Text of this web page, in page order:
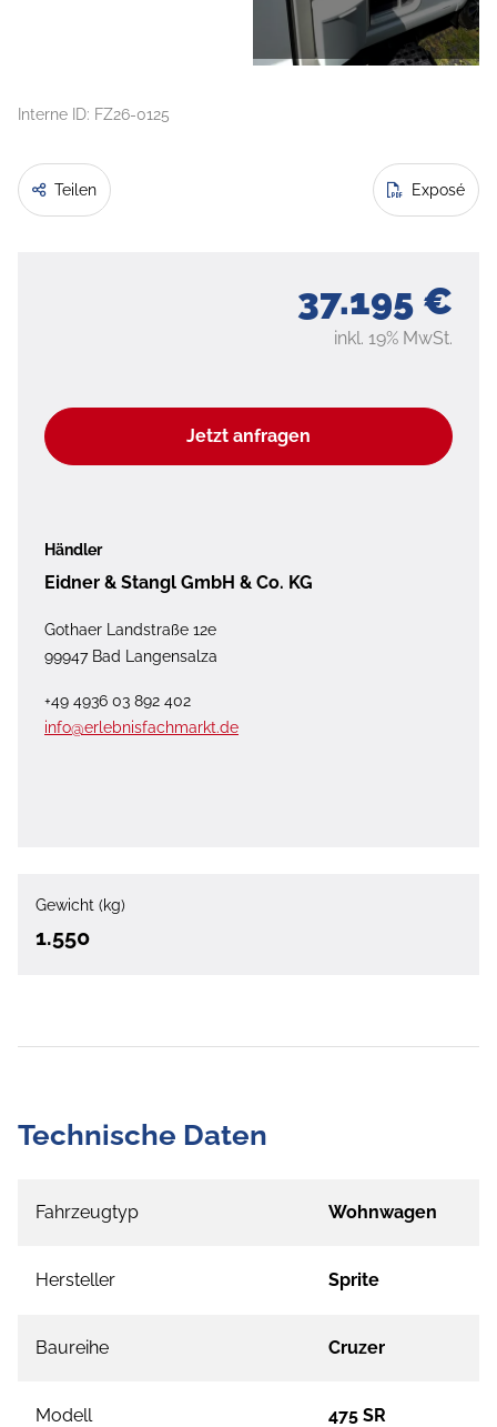
Interne ID: FZ26-0125
Teilen Exposé
37.195 €
inkl. 19% MwSt.
Jetzt anfragen
Händler
Eidner & Stangl GmbH & Co. KG
Gothaer Landstraße 12e
99947 Bad Langensalza
+49 4936 03 892 402
info@erlebnisfachmarkt.de
Gewicht (kg)
1.550
Technische Daten
Fahrzeugtyp Wohnwagen
Hersteller Sprite
Baureihe Cruzer
Modell 475 SR